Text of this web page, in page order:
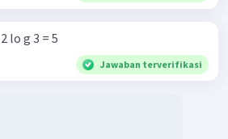
lo g 3 = 5
Jawaban terverifikasi